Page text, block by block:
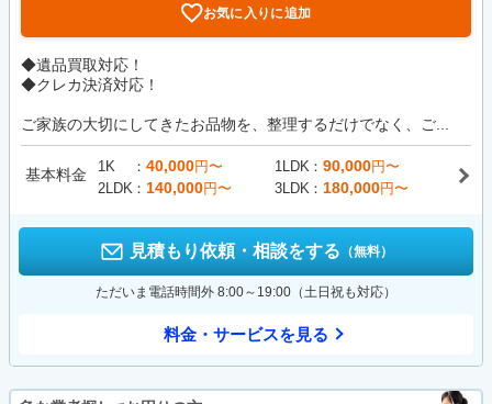
お気に入りに追加
◆遺品買取対応！
◆クレカ決済対応！
ご家族の大切にしてきたお品物を、整理するだけでなく、ご...
基本料金 1K 40,000円〜 1LDK 90,000円〜
2LDK
140,000円〜 3LDK 180,000円〜
見積もり依頼・相談をする （無料）
ただいま電話時間外 8:00～19:00（土日祝も対応）
料金・サービスを見る